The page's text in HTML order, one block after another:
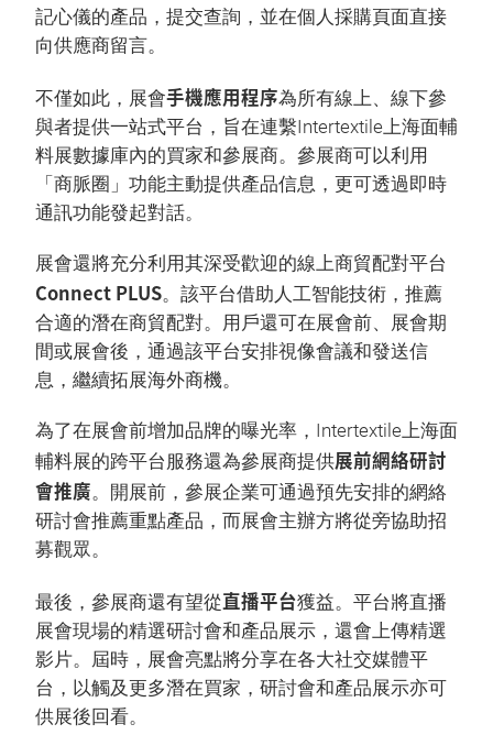
記心儀的產品，提交查詢，並在個人採購頁面直接
向供應商留言。
不僅如此，展會手機應用程序為所有線上、線下參
與者提供一站式平台，旨在連繫Intertextile上海面輔
料展數據庫內的買家和參展商。參展商可以利用
「商脈圈」功能主動提供產品信息，更可透過即時
通訊功能發起對話。
展會還將充分利用其深受歡迎的線上商貿配對平台
Connect PLUS。該平台借助人工智能技術，推薦
合適的潛在商貿配對。用戶還可在展會前、展會期
間或展會後，通過該平台安排視像會議和發送信
息，繼續拓展海外商機。
為了在展會前增加品牌的曝光率，Intertextile上海面
輔料展的跨平台服務還為參展商提供展前網絡研討
會推廣。開展前，參展企業可通過預先安排的網絡
研討會推薦重點產品，而展會主辦方將從旁協助招
募觀眾。
最後，參展商還有望從直播平台獲益。平台將直播
展會現場的精選研討會和產品展示，還會上傳精選
影片。屆時，展會亮點將分享在各大社交媒體平
台，以觸及更多潛在買家，研討會和產品展示亦可
供展後回看。